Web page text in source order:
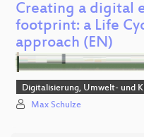
Creating a digital
footprint: a Life
approach (EN)
Digitalisierung, Umwelt- und
Max Schulze